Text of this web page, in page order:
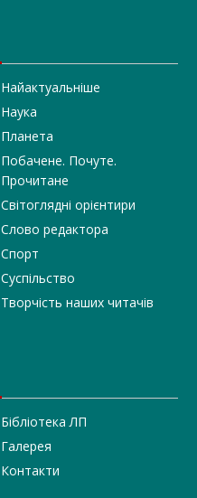
Найактуальніше
Наука
Планета
Побачене. Почуте.
Прочитане
Світоглядні орієнтири
Слово редактора
Спорт
Суспільство
Творчість наших читачів
Бібліотека ЛП
Галерея
Контакти